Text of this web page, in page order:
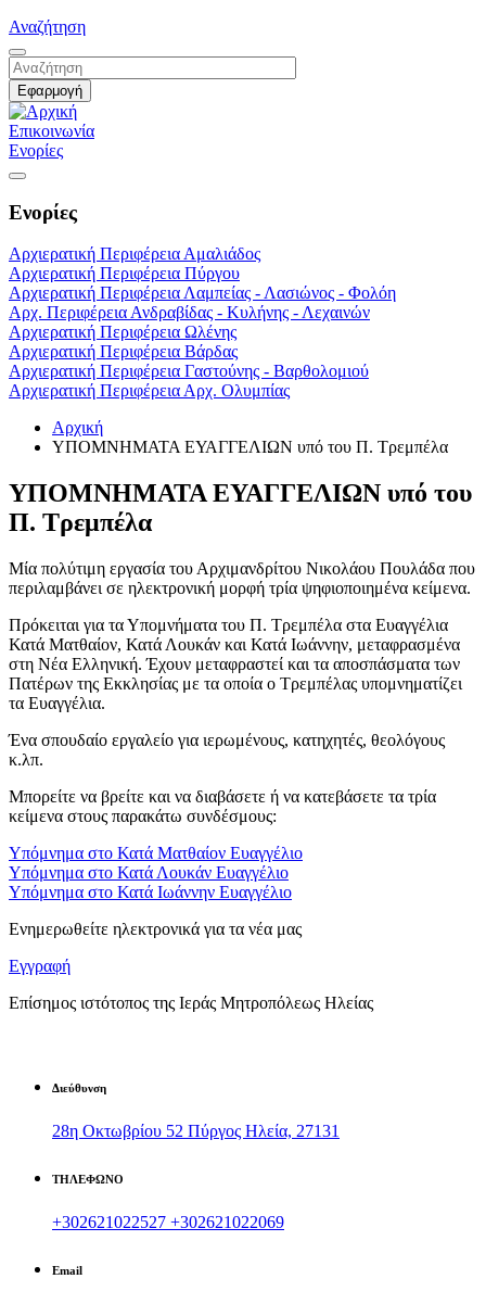
Αναζήτηση
Επικοινωνία
Ενορίες
Ενορίες
Αρχιερατική Περιφέρεια Αμαλιάδος
Αρχιερατική Περιφέρεια Πύργου
Αρχιερατική Περιφέρεια Λαμπείας - Λασιώνος - Φολόη
Αρχ. Περιφέρεια Ανδραβίδας - Κυλήνης - Λεχαινών
Αρχιερατική Περιφέρεια Ωλένης
Αρχιερατική Περιφέρεια Βάρδας
Αρχιερατική Περιφέρεια Γαστούνης - Βαρθολομιού
Αρχιερατική Περιφέρεια Αρχ. Ολυμπίας
Αρχική
ΥΠΟΜΝΗΜΑΤΑ ΕΥΑΓΓΕΛΙΩΝ υπό του Π. Τρεμπέλα
ΥΠΟΜΝΗΜΑΤΑ ΕΥΑΓΓΕΛΙΩΝ υπό του
Π. Τρεμπέλα
Μία πολύτιμη εργασία του Αρχιμανδρίτου Νικολάου Πουλάδα που
περιλαμβάνει σε ηλεκτρονική μορφή τρία ψηφιοποιημένα κείμενα.
Πρόκειται για τα Υπομνήματα του Π. Τρεμπέλα στα Ευαγγέλια
Κατά Ματθαίον, Κατά Λουκάν και Κατά Ιωάννην, μεταφρασμένα
στη Νέα Ελληνική. Έχουν μεταφραστεί και τα αποσπάσματα των
Πατέρων της Εκκλησίας με τα οποία ο Τρεμπέλας υπομνηματίζει
τα Ευαγγέλια.
Ένα σπουδαίο εργαλείο για ιερωμένους, κατηχητές, θεολόγους
κ.λπ.
Μπορείτε να βρείτε και να διαβάσετε ή να κατεβάσετε τα τρία
κείμενα στους παρακάτω συνδέσμους:
Υπόμνημα στο Κατά Ματθαίον Ευαγγέλιο
Υπόμνημα στο Κατά Λουκάν Ευαγγέλιο
Υπόμνημα στο Κατά Ιωάννην Ευαγγέλιο
Ενημερωθείτε ηλεκτρονικά για τα νέα μας
Εγγραφή
Επίσημος ιστότοπος της Ιεράς Μητροπόλεως Ηλείας
Διεύθυνση
28η Οκτωβρίου 52 Πύργος Ηλεία, 27131
ΤΗΛΕΦΩΝΟ
+302621022527 +302621022069
Email